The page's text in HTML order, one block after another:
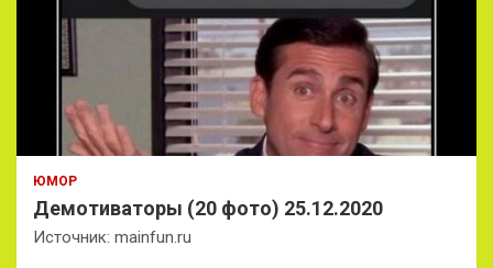
ЮМОР
Демотиваторы (20 фото) 25.12.2020
Источник: mainfun.ru